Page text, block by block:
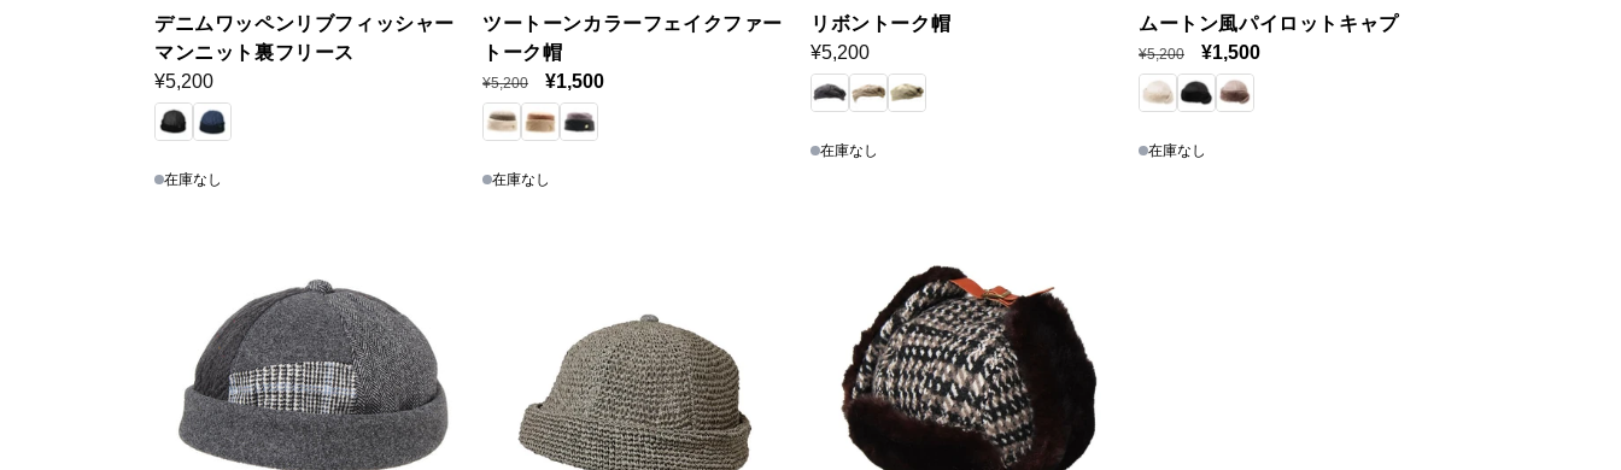
デニムワッペンリブフィッシャー
マンニット裏フリース
通
常
価
格
¥5,200
在庫なし
ツートーンカラーフェイクファー
トーク帽
通
常
価
格
¥5,200
セ
ー
ル
¥1,500
在庫なし
リボントーク帽
通
常
価
格
¥5,200
在庫なし
ムートン風パイロットキャプ
通
常
価
格
¥5,200
セ
ー
ル
¥1,500
在庫なし